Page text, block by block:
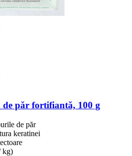
de păr fortifiantă, 100 g
de păr
keratinei
kg)